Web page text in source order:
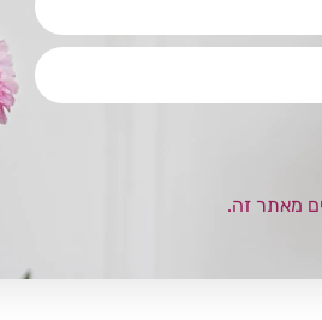
מאתר זה.